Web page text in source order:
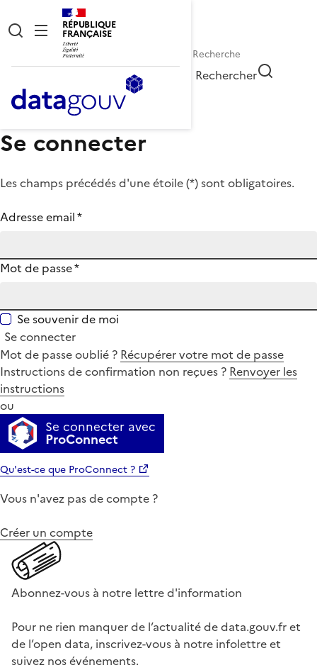
RÉPUBLIQUE
FRANÇAISE
Rechercher
Se connecter
Les champs précédés d'une étoile (*) sont obligatoires.
Adresse email*
Mot de passe*
Se souvenir de moi
Se connecter
Mot de passe oublié ? Récupérer votre mot de passe
Instructions de confirmation non reçues ? Renvoyer les
instructions
ou
Se connecter avec
ProConnect
Qu'est-ce que ProConnect ?
Vous n'avez pas de compte ?
Créer un compte
Abonnez-vous à notre lettre d'information
Pour ne rien manquer de l’actualité de data.gouv.fr et
de l’open data, inscrivez-vous à notre infolettre et
suivez nos événements.